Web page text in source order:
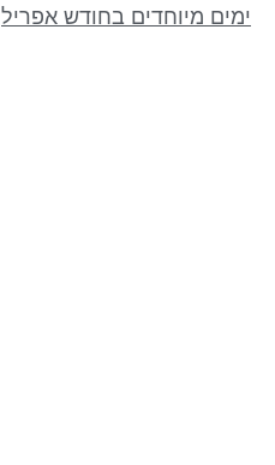
ימים מיוחדים בחודש אפריל